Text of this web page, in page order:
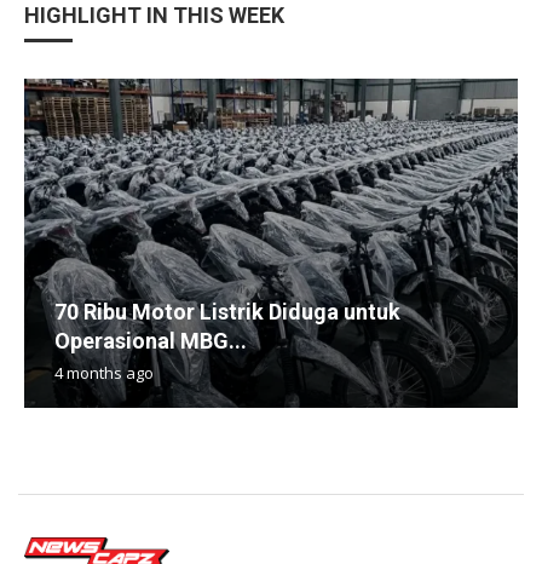
HIGHLIGHT IN THIS WEEK
70 Ribu Motor Listrik Diduga untuk
Operasional MBG...
4 months ago